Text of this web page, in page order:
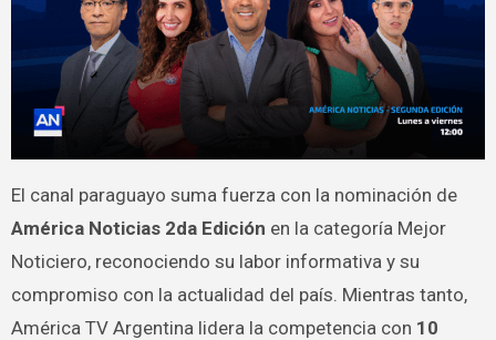
El canal paraguayo suma fuerza con la nominación de
América Noticias 2da Edición en la categoría Mejor
Noticiero, reconociendo su labor informativa y su
compromiso con la actualidad del país. Mientras tanto,
América TV Argentina lidera la competencia con 10